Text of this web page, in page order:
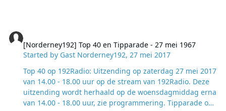
[Norderney192] Top 40 en Tipparade - 27 mei 1967
Started by Gast Norderney192,27 mei 2017
Top 40 op 192Radio: Uitzending op zaterdag 27 mei 2017
van 14.00 - 18.00 uur op de stream van 192Radio. Deze
uitzending wordt herhaald op de woensdagmiddag erna
van 14.00 - 18.00 uur, zie programmering. Tipparade op